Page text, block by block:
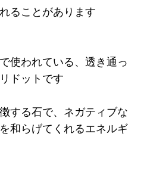
ることがあります
使われている、透き通っ
ドットです
する石で、ネガティブな
和らげてくれるエネルギ